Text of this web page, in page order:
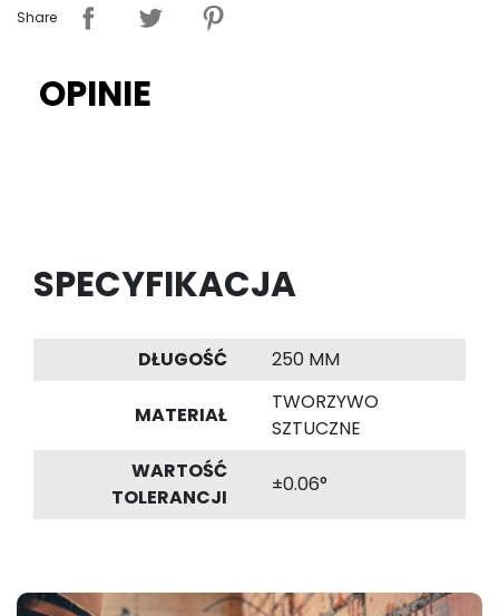
Share
OPINIE
SPECYFIKACJA
DŁUGOŚĆ 250 MM
MATERIAŁ
TWORZYWO
SZTUCZNE
WARTOŚĆ
TOLERANCJI
±0.06°